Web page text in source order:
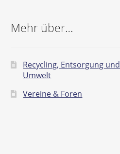
Mehr über…
Recycling, Entsorgung und
Umwelt
Vereine & Foren